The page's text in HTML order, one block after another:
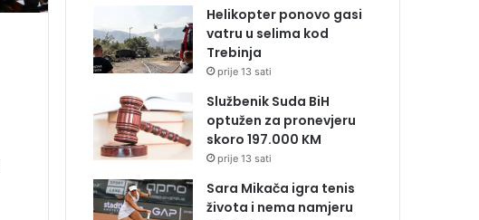
Helikopter ponovo gasi
vatru u selima kod
Trebinja
prije 13 sati
Službenik Suda BiH
optužen za pronevjeru
skoro 197.000 KM
prije 13 sati
Sara Mikača igra tenis
života i nema namjeru